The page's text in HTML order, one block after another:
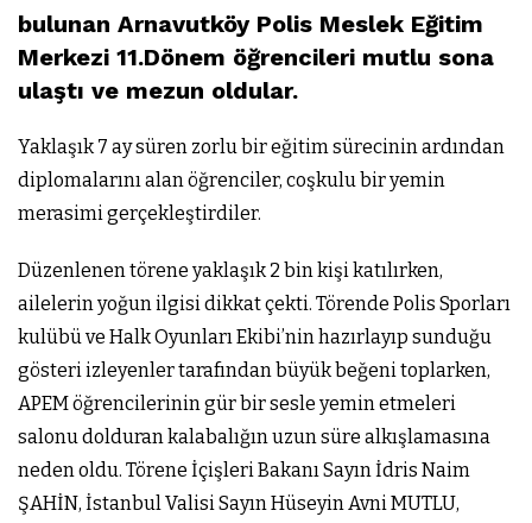
bulunan Arnavutköy Polis Meslek Eğitim
Merkezi 11.Dönem öğrencileri mutlu sona
ulaştı ve mezun oldular.
Yaklaşık 7 ay süren zorlu bir eğitim sürecinin ardından
diplomalarını alan öğrenciler, coşkulu bir yemin
merasimi gerçekleştirdiler.
Düzenlenen törene yaklaşık 2 bin kişi katılırken,
ailelerin yoğun ilgisi dikkat çekti. Törende Polis Sporları
kulübü ve Halk Oyunları Ekibi’nin hazırlayıp sunduğu
gösteri izleyenler tarafından büyük beğeni toplarken,
APEM öğrencilerinin gür bir sesle yemin etmeleri
salonu dolduran kalabalığın uzun süre alkışlamasına
neden oldu. Törene İçişleri Bakanı Sayın İdris Naim
ŞAHİN, İstanbul Valisi Sayın Hüseyin Avni MUTLU,